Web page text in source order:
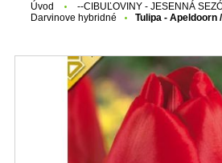
Úvod --CIBUĽOVINY - JESENNÁ
Darvinove hybridné
Tulipa - Apeldoorn